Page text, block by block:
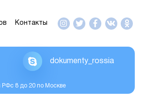
Контакты
dokumenty_rossia
РФс 8 до 20 по Москве